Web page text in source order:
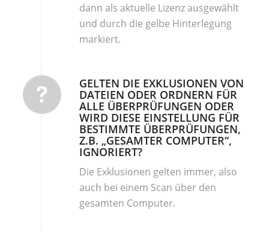
dann als aktuelle Lizenz ausgewählt
und durch die gelbe Hinterlegung
markiert.
GELTEN DIE EXKLUSIONEN VON
DATEIEN ODER ORDNERN FÜR
ALLE ÜBERPRÜFUNGEN ODER
WIRD DIESE EINSTELLUNG FÜR
BESTIMMTE ÜBERPRÜFUNGEN,
Z.B. „GESAMTER COMPUTER“,
IGNORIERT?
Die Exklusionen gelten immer, also
auch bei einem Scan über den
gesamten Computer.